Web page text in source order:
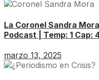
La Coronel Sandra
Podcast | Temp: 1 Cap:
marzo 13, 2025